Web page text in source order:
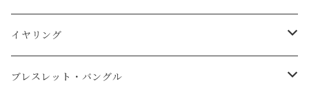
天然石
コットンパール
淡水パール
スチール金メッキ素材
その他
その他
Ｋ14ｇｆ（金張り）
純銀（AS935sv）
イヤーカフ用チャーム
K14gf
K14gf
天然石
AS935sv
イヤリング
真鍮メッキ
ブレスレット・バングル